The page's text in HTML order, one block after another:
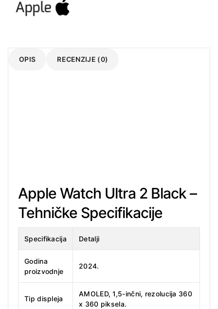
OPIS RECENZIJE (0)
Apple Watch Ultra 2 Black –
Tehničke Specifikacije
Specifikacija Detalji
Godina
proizvodnje
2024.
Tip displeja
AMOLED, 1,5-inčni, rezolucija 360
x 360 piksela.